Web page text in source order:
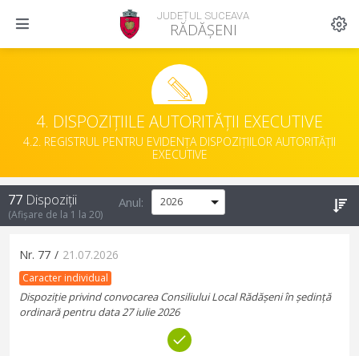
JUDEȚUL SUCEAVA
RĂDĂȘENI
4. DISPOZIȚIILE AUTORITĂȚII EXECUTIVE
4.2. REGISTRUL PENTRU EVIDENȚA DISPOZIȚIILOR AUTORITĂȚII
EXECUTIVE
77 Dispoziții
(Afișare de la 1 la 20)
Anul:
Nr. 77 / 21.07.2026
Caracter individual
Dispoziție privind convocarea Consiliului Local Rădășeni în ședință
ordinară pentru data 27 iulie 2026